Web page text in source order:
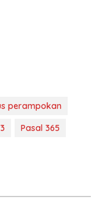
perampokan
Pasal 365